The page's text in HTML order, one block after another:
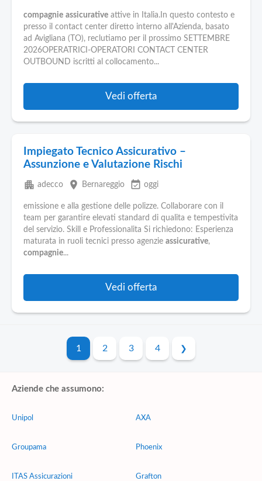
compagnie assicurative attive in Italia.In questo contesto e
presso il contact center diretto interno all'Azienda, basato
ad Avigliana (TO), reclutiamo per il prossimo SETTEMBRE
2026OPERATRICI-OPERATORI CONTACT CENTER
OUTBOUND iscritti al collocamento...
Vedi offerta
Impiegato Tecnico Assicurativo –
Assunzione e Valutazione Rischi
apartment adecco place Bernareggio event_available oggi
emissione e alla gestione delle polizze. Collaborare con il
team per garantire elevati standard di qualita e tempestivita
del servizio. Skill e Professionalita Si richiedono: Esperienza
maturata in ruoli tecnici presso agenzie assicurative,
compagnie...
Vedi offerta
1 2 3 4
Aziende che assumono:
Unipol
Groupama
ITAS Assicurazioni
AXA
Phoenix
Grafton